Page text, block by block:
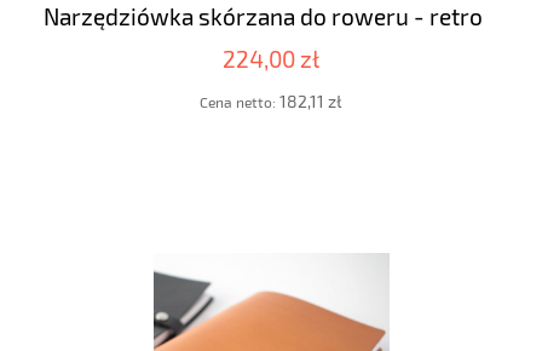
Narzędziówka skórzana do roweru - retro
224,00 zł
Cena netto: 182,11 zł